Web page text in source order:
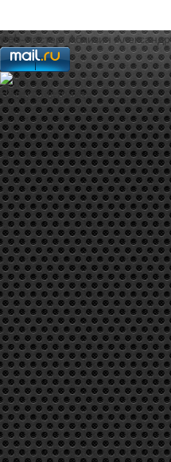
web-мастер:Аблизин Александр